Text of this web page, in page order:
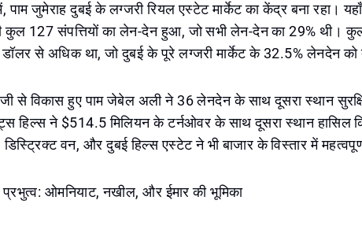
पाम जुमेराह दुबई के लग्जरी रियल एस्टेट मार्केट का केंद्र बना रहा।
कुल 127 संपत्तियों का लेन-देन हुआ, जो सभी लेन-देन का 29% थी।
डॉलर से अधिक था, जो दुबई के पूरे लग्जरी मार्केट के 32.5% लेनदेन को
से विकास हुए पाम जेबेल अली ने 36 लेनदेन के साथ दूसरा स्थान
हिल्स ने $514.5 मिलियन के टर्नओवर के साथ दूसरा स्थान हासिल
वन, और दुबई हिल्स एस्टेट ने भी बाजार के विस्तार में महत्वपूर्ण
ओमनियाट, नखील, और ईमार की भूमिका